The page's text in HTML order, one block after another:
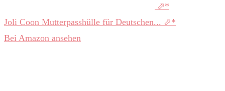
Joli Coon Mutterpasshülle für Deutschen...
Bei Amazon ansehen